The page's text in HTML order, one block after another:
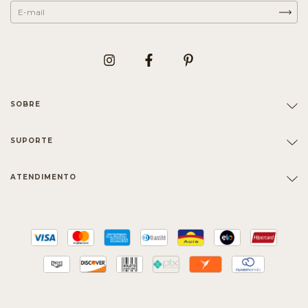
SOBRE
SUPORTE
ATENDIMENTO